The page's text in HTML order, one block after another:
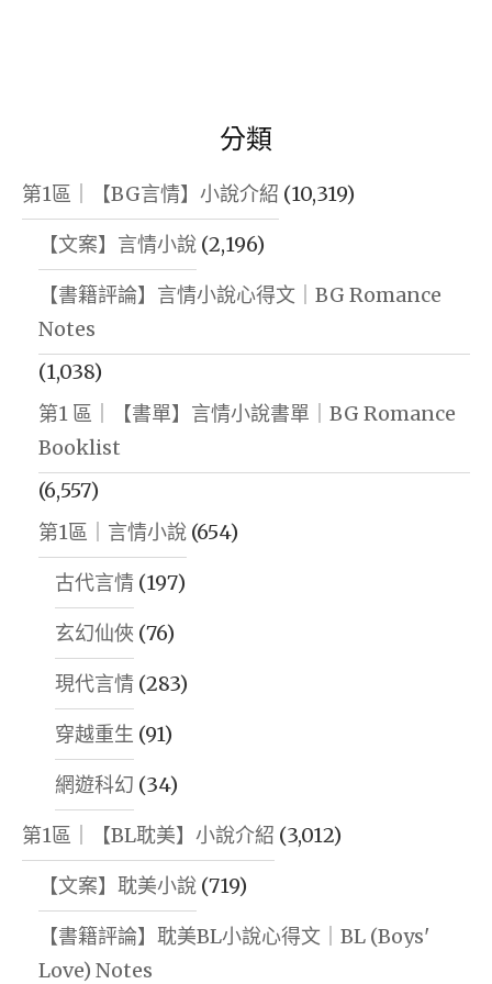
分類
第1區｜【BG言情】小說介紹 (10,319)
【文案】言情小說 (2,196)
【書籍評論】言情小說心得文｜BG Romance
Notes
(1,038)
第1 區｜【書單】言情小說書單｜BG Romance
Booklist
(6,557)
第1區｜言情小說 (654)
古代言情 (197)
玄幻仙俠 (76)
現代言情 (283)
穿越重生 (91)
網遊科幻 (34)
第1區｜【BL耽美】小說介紹 (3,012)
【文案】耽美小說 (719)
【書籍評論】耽美BL小說心得文｜BL (Boys'
Love) Notes